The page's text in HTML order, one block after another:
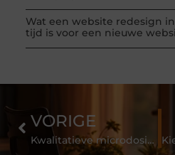
Wat een website redesign
tijd is voor een nieuwe
VORIGE
Kwalitatieve microdosing bij een gespecialiseerde shop in Amsterdam